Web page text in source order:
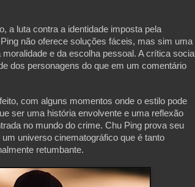
a luta contra a identidade imposta pela
não oferece soluções fáceis, mas sim uma
e da escolha pessoal. A crítica social
dos personagens do que em um comentário
com alguns momentos onde o estilo pode
ser uma história envolvente e uma reflexão
no mundo do crime. Chu Ping prova seu
universo cinematográfico que é tanto
retumbante.